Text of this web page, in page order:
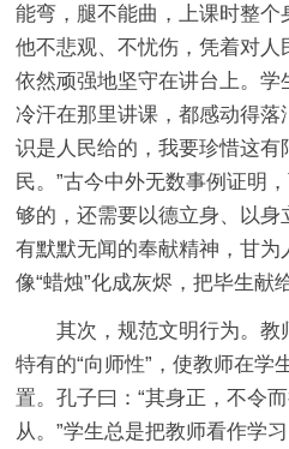
能弯，腿不能曲，上课时整个
他不悲观、不忧伤，凭着对人
依然顽强地坚守在讲台上。
冷汗在那里讲课，都感动得落
识是人民给的，我要珍惜这有
民。”古今中外无数事例证明
够的，还需要以德立身、以
有默默无闻的奉献精神，甘为
像“蜡烛”化成灰烬，把毕生献
其次，规范文明行为。教
特有的“向师性”，使教师在学
置。孔子曰：“其身正，不令
从。”学生总是把教师看作学